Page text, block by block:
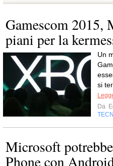
Gamescom 2015,
piani per la
Un
si
Da
Microsoft
Phone con